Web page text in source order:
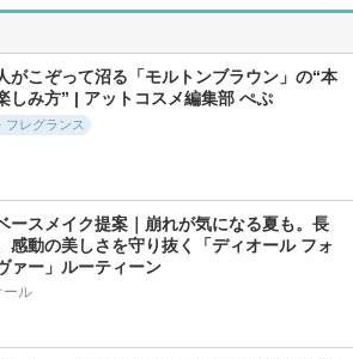
がこぞって沼る「モルトンブラウン」の“本
しみ方” | アットコスメ編集部 ぺぷ
フレグランス
ースメイク提案｜崩れが気になる夏も。長
感動の美しさを守り抜く「ディオール フォ
ァー」ルーティーン
ール